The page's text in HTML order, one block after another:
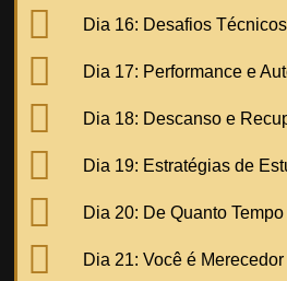
Dia 16: Desafios Técnicos
Dia 17: Performance e
Dia 18: Descanso e
Dia 19: Estratégias de
Dia 20: De Quanto
Dia 21: Você é Merecedor